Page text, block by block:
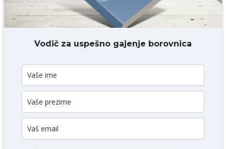
DODAJ KOMENTAR
Vodič za uspešno gajenje borovnica